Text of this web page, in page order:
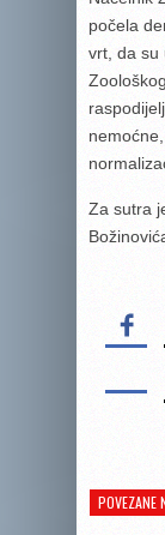
počela
vrt, da su
Za sutra
POVEZANE